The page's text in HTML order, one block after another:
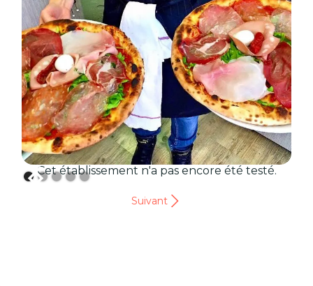
Cet établissement n'a pas encore été testé.
Suivant